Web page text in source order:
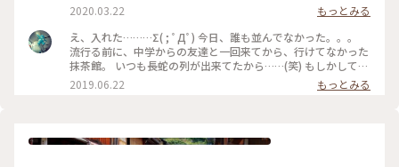
2020.03.22
もっとみる
え、入れた………Σ( ; ﾟДﾟ) 今日、誰も並んでなかった。。。
流行る前に、中学からの友達と一回来てから、行けてなかった
抹茶館。 いつも長蛇の列が出来てたから……(笑) もしかして、
別の所に新しい店舗が出来たのかな？ ……と、思ってたのです
が、店の外に出たら列が出来てましたΣ( ; ﾟДﾟ)運が良かっ
るのかな……？？ほうじ茶だけだと、あんな粉っぽくないと思
2019.06.22 もっとみる